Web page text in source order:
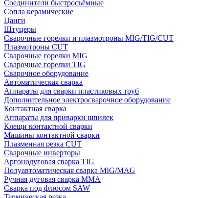
Соединители быстросъёмные
Сопла керамические
Цанги
Штуцеры
Сварочные горелки и плазмотроны MIG/TIG/CUT
Плазмотроны CUT
Сварочные горелки MIG
Сварочные горелки TIG
Сварочное оборудование
Автоматическая сварка
Аппараты для сварки пластиковых труб
Дополнительное электросварочное оборудование
Контактная сварка
Аппараты для приварки шпилек
Клещи контактной сварки
Машины контактной сварки
Плазменная резка CUT
Сварочные инверторы
Аргонодуговая сварка TIG
Полуавтоматическая сварка MIG/MAG
Ручная дуговая сварка MMA
Сварка под флюсом SAW